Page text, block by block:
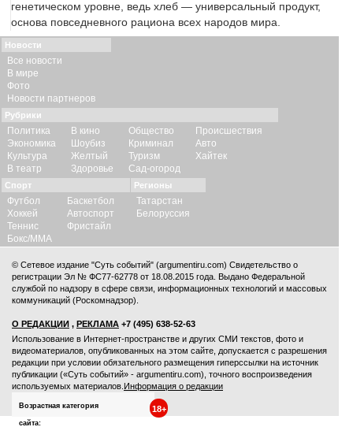
генетическом уровне, ведь хлеб — универсальный продукт,
основа повседневного рациона всех народов мира.
Новости
Все новости
В мире
Фото
Новости партнеров
Рубрики
Политика
Экономика
Культура
В театр
В кино
Шоубиз
Желтый
Здоровье
Общество
Криминал
Туризм
Сад-огород
Происшествия
Авто
Хайтек
Спорт
Футбол
Хоккей
Теннис
Бокс/ММА
Баскетбол
Автоспорт
Фристайл
Регионы
Татарстан
Белоруссия
© Сетевое издание "Суть событий" (argumentiru.com) Свидетельство о
регистрации Эл № ФС77-62778 от 18.08.2015 года. Выдано Федеральной
службой по надзору в сфере связи, информационных технологий и массовых
коммуникаций (Роскомнадзор).
О РЕДАКЦИИ , РЕКЛАМА +7 (495) 638-52-63
Использование в Интернет-пространстве и других СМИ текстов, фото и
видеоматериалов, опубликованных на этом сайте, допускается с разрешения
редакции при условии обязательного размещения гиперссылки на источник
публикации («Суть событий» - argumentiru.com), точного воспроизведения
используемых материалов. Информация о редакции
Возрастная категория
сайта:
18+